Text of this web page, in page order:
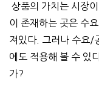
상품의 가치는 시장
이 존재하는 곳은 수
져있다. 그러나 수요/
에도 적용해 볼 수 있
가?